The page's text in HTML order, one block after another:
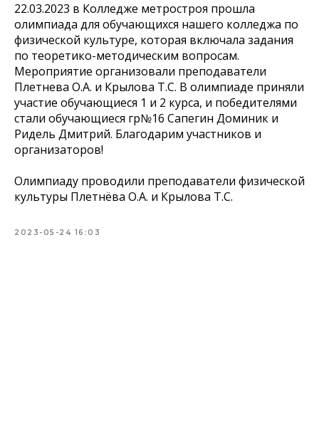
22.03.2023 в Колледже метростроя прошла
олимпиада для обучающихся нашего колледжа по
физической культуре, которая включала задания
по теоретико-методическим вопросам.
Мероприятие организовали преподаватели
Плетнева О.А. и Крылова Т.С. В олимпиаде приняли
участие обучающиеся 1 и 2 курса, и победителями
стали обучающиеся гр№16 Сапегин Доминик и
Ридель Дмитрий. Благодарим участников и
организаторов!
Олимпиаду проводили преподаватели физической
культуры Плетнёва О.А. и Крылова Т.С.
2023-05-24 16:03